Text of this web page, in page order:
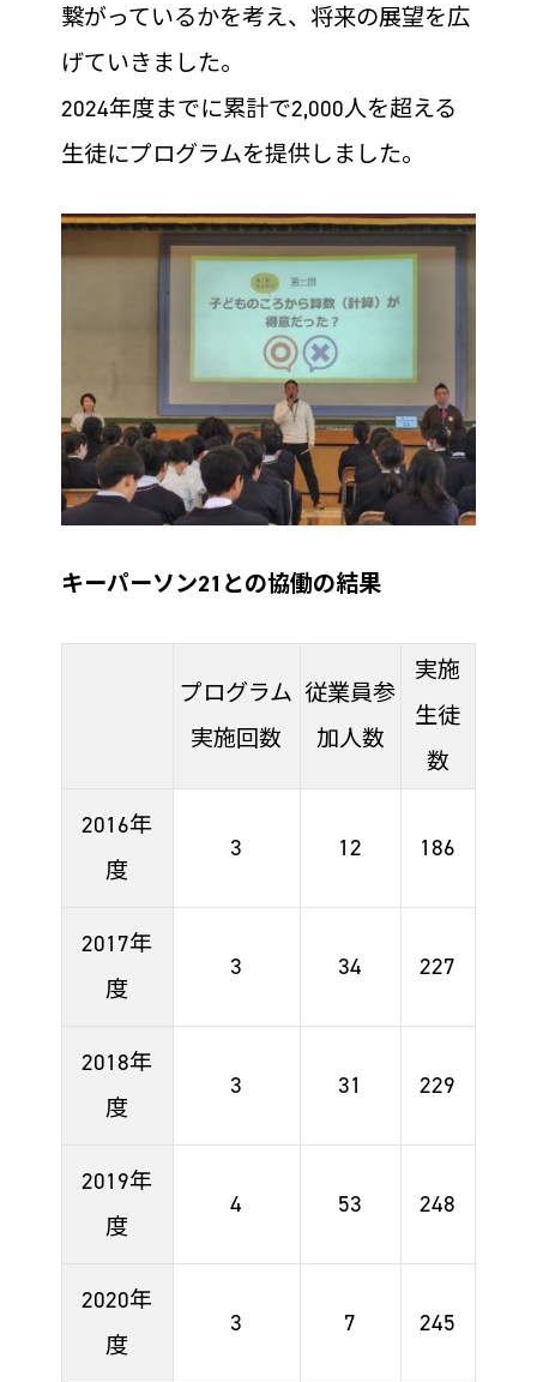
繋がっているかを考え、将来の展望を広
げていきました。
2024年度までに累計で2,000人を超える
生徒にプログラムを提供しました。
キーパーソン21との協働の結果
プログラム
実施回数
従業員参
加人数
実施
生徒
数
2016年
度
3 12 186
2017年
度
3 34 227
2018年
度
3 31 229
2019年
度
4 53 248
2020年
度
3 7 245